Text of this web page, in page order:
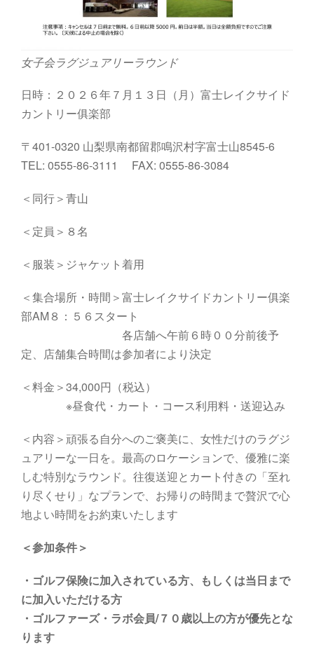
女子会ラグジュアリーラウンド
日時：２０２６年７月１３日（月）富士レイクサイド
カントリー俱楽部
〒401-0320 山梨県南都留郡鳴沢村字富士山8545-6
TEL: 0555-86-3111 FAX: 0555-86-3084
＜同行＞青山
＜定員＞８名
＜服装＞ジャケット着用
＜集合場所・時間＞富士レイクサイドカントリー俱楽
部AM８：５６スタート
各店舗へ午前６時００分前後予
定、店舗集合時間は参加者により決定
＜料金＞34,000円（税込）
※昼食代・カート・コース利用料・送迎込み
＜内容＞頑張る自分へのご褒美に、女性だけのラグジ
ュアリーな一日を。最高のロケーションで、優雅に楽
しむ特別なラウンド。往復送迎とカート付きの「至れ
り尽くせり」なプランで、お帰りの時間まで贅沢で心
地よい時間をお約束いたします
＜参加条件＞
・ ゴルフ保険に加入されている方、もしくは当日まで
に加入いただける方
・ゴルファーズ・ラボ会員/７０歳以上の方が優先とな
ります